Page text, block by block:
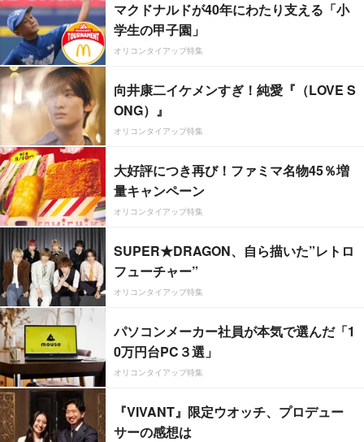
マクドナルドが40年にわたり支える「小
学生の甲子園」
オリコンタイアップ特集
向井康二イケメンすぎ！純愛『（LOVE S
ONG）』
オリコンタイアップ特集
大好評につき再び！ファミマ名物45％増
量キャンペーン
オリコンタイアップ特集
SUPER★DRAGON、自ら描いた”レトロ
フューチャー”
オリコンタイアップ特集
パソコンメーカー社員が本気で選んだ「1
0万円台PC３選」
オリコンタイアップ特集
『VIVANT』限定ウオッチ、プロデュー
サーの感想は